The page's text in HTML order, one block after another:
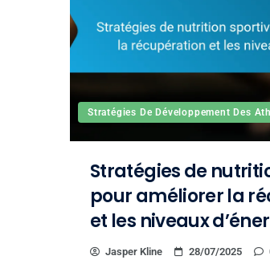
Stratégies De Développement Des
Stratégies de
pour améliorer la
et les niveaux
Jasper Kline 28/07/2025